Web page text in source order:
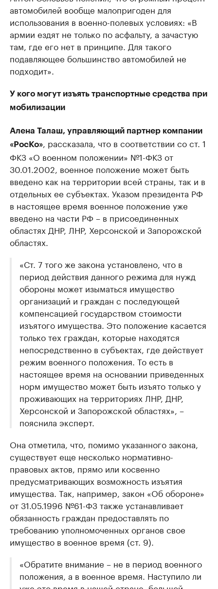
автомобилей вообще малопригоден для
использования в военно-полевых условиях: «В
армии ездят не только по асфальту, а зачастую
там, где его нет в принципе. Для такого
подавляющее большинство автомобилей не
подходит».
У кого могут изъять транспортные средства при
мобилизации
Алена Талаш, управляющий партнер компании
«РосКо»
, рассказала, что в соответствии со ст. 1
ФКЗ «О военном положении» №1-ФКЗ от
30.01.2002, военное положение может быть
введено как на территории всей страны, так и в
отдельных ее субъектах. Указом президента РФ
в настоящее время военное положение уже
введено на части РФ – в присоединенных
областях ДНР, ЛНР, Херсонской и Запорожской
областях.
«Ст. 7 того же закона установлено, что в
период действия данного режима для нужд
обороны может изыматься имущество
организаций и граждан с последующей
компенсацией государством стоимости
изъятого имущества. Это положение касается
только тех граждан, которые находятся
непосредственно в субъектах, где действует
режим военного положения. То есть в
настоящее время на основании приведенных
норм имущество может быть изъято только у
проживающих на территориях ЛНР, ДНР,
Херсонской и Запорожской областях», –
пояснила эксперт.
Она отметила, что, помимо указанного закона,
существует еще несколько нормативно-
правовых актов, прямо или косвенно
предусматривающих возможность изъятия
имущества. Так, например, закон «Об обороне»
от 31.05.1996 №61-ФЗ также устанавливает
обязанность граждан предоставлять по
требованию уполномоченных органов свое
имущество в военное время (ст. 9).
«Обратите внимание – не в период военного
положения, а в военное время. Наступило ли